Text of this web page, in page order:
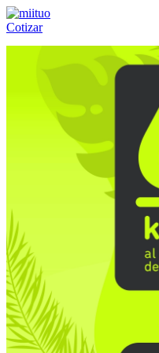
Cotizar
(55) 84-21-05-00